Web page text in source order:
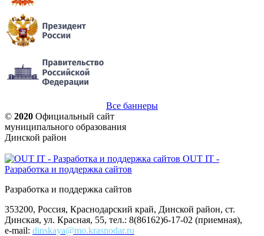
Все баннеры
© 2020 Официальный сайт
муниципального образования
Динской район
OUT IT -
Разработка и поддержка сайтов
Разработка и поддержка сайтов
353200, Россия, Краснодарский край, Динской район, ст.
Динская, ул. Красная, 55, тел.: 8(86162)6-17-02 (приемная),
e-mail: dinskaya@mo.krasnodar.ru